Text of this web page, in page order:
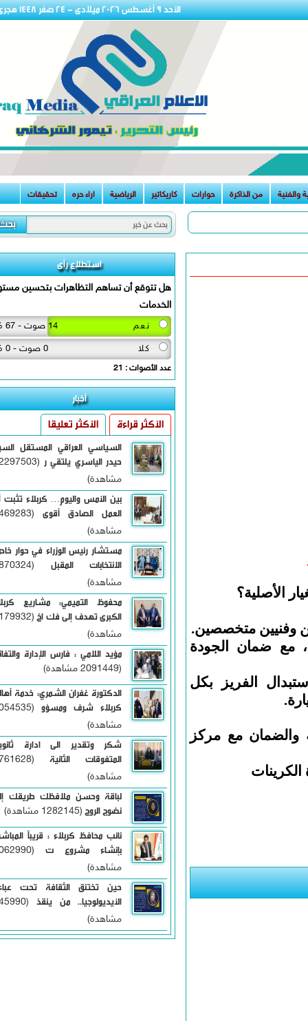
الأحد 9 أغسطس 2026 ميلادى - 24 صفر 1448 هجرى
من الذاكرة حوارات كاريكاتير الرياضية اراء حره تحقيقات
متخصصين.
ضمان الجودة
الفريز بكل
مع مركز
استطلاع رأى
هل تتوقع أن تساهم التظاهرات بتحسين مستوى
الخدمات
نعم
كلا
عدد الأصوات : 21
أخبار
الأكثر قراءة الأكثر تعليقا
السياسي العراقي المستقل السيد
حيدر الياسري يلتقي ر (12297503
مشاهدة)
بين الأمس واليوم… كربلاء تثبت أن
العمل الصادق أقوى (6469283
مشاهدة)
مستشار رئيس الوزراء في حوار خاص:
الانتخابات المقبل (5870324
مشاهدة)
محفوظ التميمي: مشاريع كربلاء
الكبرى تهدف إلى فك اخ (2179932
مشاهدة)
مؤيد اللامي : فارس الإدارة والتفاني
(2091449 مشاهدة)
الدكتورة غفران الشمري: خدمة أهالي
كربلاء شرف ومسؤو (2054535
مشاهدة)
شكر وتقدير الى ادارة ثانوية
المتفوقات الثانية (1761628
مشاهدة)
لباقة وحسن ملافظك طريقك إلى
نضوج الروح(1282145 مشاهدة)
نائب محافظ كربلاء : قريباً المباشرة
بإنشاء مشروع ت
(1062990
مشاهدة)
حين تختنق الثقافة تحت عباءة
الأيديولوجيا.. من ينقذ (345990
مشاهدة)